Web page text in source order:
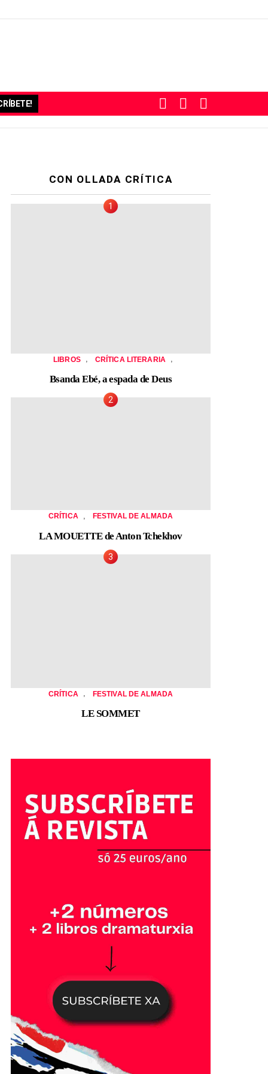
SWITCH
SKIN
BUSCAR
CON OLLADA CRÍTICA
LIBROS , CRÍTICA LITERARIA ,
Bsanda Ebé, a espada de Deus
CRÍTICA FESTIVAL DE ALMADA
LA MOUETTE de Anton Tchekhov
CRÍTICA FESTIVAL DE ALMADA
LE SOMMET